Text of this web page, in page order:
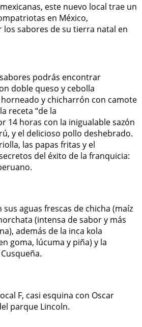
este nuevo local trae un
en México,
los sabores de su tierra natal en
podrás encontrar
doble queso y cebolla
y chicharrón con camote
receta “de la
14 horas con la inigualable sazón
y el delicioso pollo deshebrado.
las papas fritas y el
del éxito de la franquicia:
aguas frescas de chicha (maíz
(intensa de sabor y más
además de la inca kola
goma, lúcuma y piña) y la
F, casi esquina con Oscar
parque Lincoln.